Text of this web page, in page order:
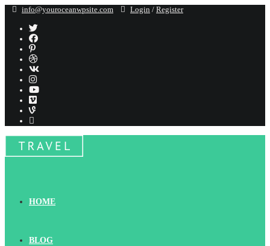
Перейти
содержимому
info@youroceanwpsite.com Login / Register
HOME
BLOG